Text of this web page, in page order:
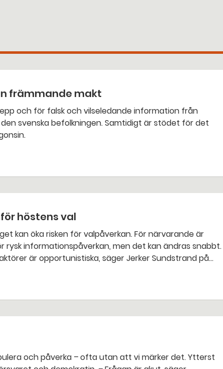
främmande makt
Samtidigt är stödet för det
höstens val
rysk informationspåverkan, men det kan ändras snabbt.
är opportunistiska, säger Jerker Sundstrand på